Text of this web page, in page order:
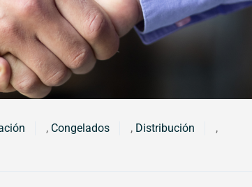
, Congelados , Distribución
,